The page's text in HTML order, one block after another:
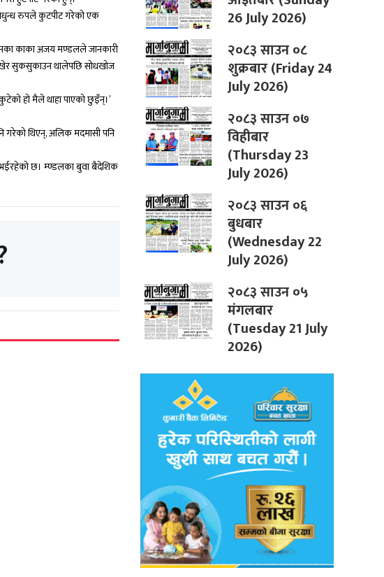
रुपले कुटपीट गरेको एक
काका अजय मण्डलले जानकारी
देखेर सुकसुकाउन थालेपछि सोधखोज
हो मैले थाहा पाएको छुइँन्।’
गरेको थिएन्, अलिक मदमासी पनि
भईरहेको छ। म्ण्डलका बुवा बैदेशिक
26 July 2026)
२०८३ साउन ०८
शुक्रबार (Friday 24
July 2026)
२०८३ साउन ०७
विहीबार
(Thursday 23
July 2026)
२०८३ साउन ०६
बुधबार
(Wednesday 22
July 2026)
२०८३ साउन ०५
मंगलबार
(Tuesday 21 July
2026)